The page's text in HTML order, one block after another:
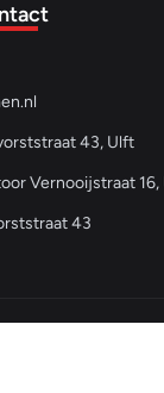
43, Ulft
Vernooijstraat
43